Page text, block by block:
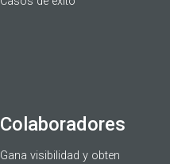
Colaboradores
Gana visibilidad y obten